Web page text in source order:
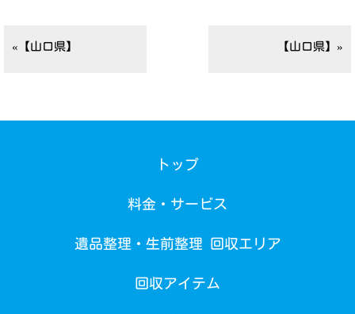
«【山口県】 【山口県】»
トップ
料金・サービス
遺品整理・生前整理 回収エリア
回収アイテム